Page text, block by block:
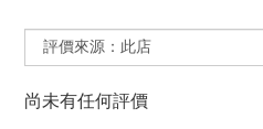
尚未有任何評價